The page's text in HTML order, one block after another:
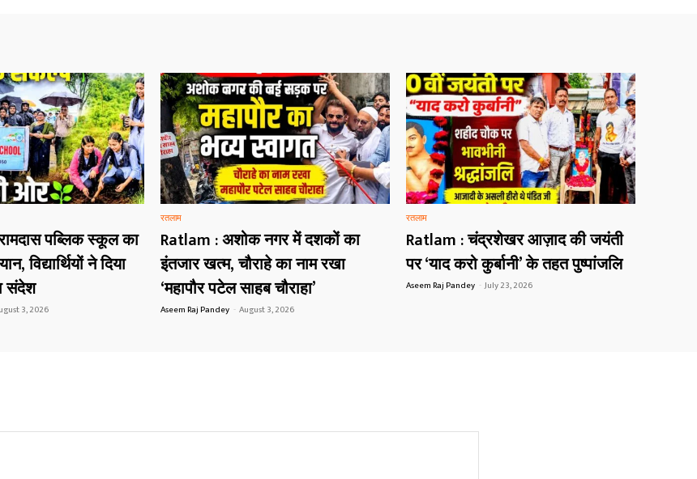
पब्लिक स्कूल का
विद्यार्थियों ने दिया
संदेश
3, 2026
रतलाम
Ratlam : अशोक नगर में दशकों का
इंतजार खत्म, चौराहे का नाम रखा
‘महापौर पटेल साहब चौराहा’
Aseem Raj Pandey - August 3, 2026
रतलाम
Ratlam : चंद्रशेखर आज़ाद की जयंती
पर ‘याद करो कुर्बानी’ के तहत पुष्पांजलि
Aseem Raj Pandey - July 23, 2026